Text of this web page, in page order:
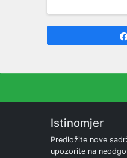
Istinomjer
Predložite nove
upozorite na